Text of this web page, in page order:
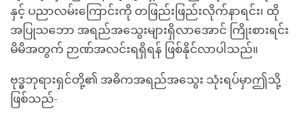
နှင့် ပညာလမ်းကြောင်းကို တဖြည်းဖြည်းလိုက်နာရင်း၊ ထို
အပြုသဘော အရည်အသွေးများရှိလာအောင် ကြိုးစားရင်း
မိမိအတွက် ဉာဏ်အလင်းရရှိရန် ဖြစ်နိုင်လာပါသည်။
ဗုဒ္ဓဘုရားရှင်တို့၏ အဓိကအရည်အသွေး သုံးရပ်မှာဤသို့
ဖြစ်သည်-